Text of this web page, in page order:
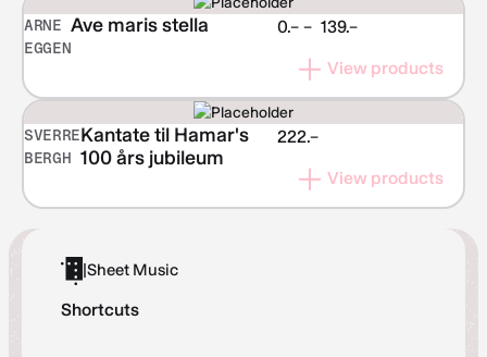
NOK 239.–
ARNE
EGGEN
Ave maris stella 0.– – 139.–Price
NOK 0.–
NOK 139.–
View products
SVERRE
BERGH
Kantate til Hamar's
100 års jubileum
222.–
View products
|Sheet Music
Shortcuts